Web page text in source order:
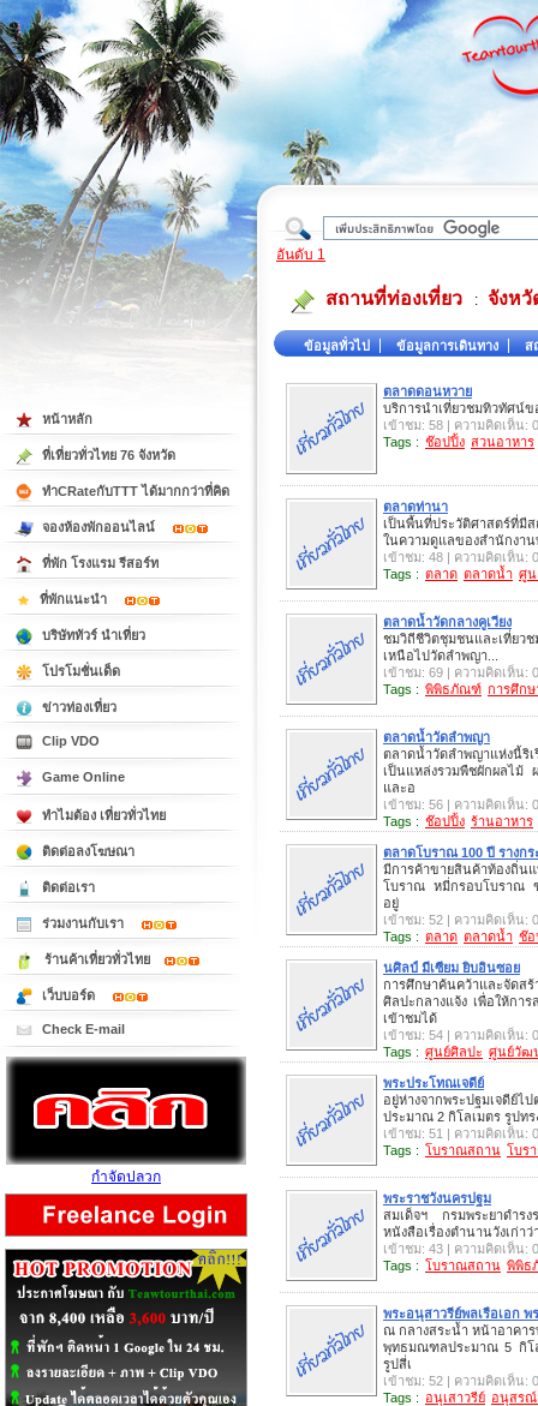
ต้
อันดับ 1
สถานที่ท่องเที่ยว : จังห
ข้อมูลทั่วไป ข้อมูลการเดินทาง ส
ตลาดดอนหวาย
บริการนำเที่ยวชมทิวทัศน์ข
เข้าชม: 58 | ความคิดเห็น: 0
Tags : ช๊อปปิ้ง สวนอาหาร
ตลาดท่านา
เป็นพื้นที่ประวัติศาสตร์ที่มี
ในความดูแลของสำนักงา
เข้าชม: 48 | ความคิดเห็น: 0
Tags : ตลาด ตลาดน้ำ ศูน
ตลาดน้ำวัดกลางคูเวียง
ชมวิถีชีวิตชุมชนและเที่ยว
เหนือไปวัดลำพญา...
เข้าชม: 69 | ความคิดเห็น: 0
Tags : พิพิธภัณฑ์ การศึกษ
ตลาดน้ำวัดลำพญา
ตลาดน้ำวัดลำพญาแห่งนี้
เป็นแหล่งรวมพืชผักผลไม้
และอ
เข้าชม: 56 | ความคิดเห็น: 0
Tags : ช๊อปปิ้ง ร้านอาหาร
ตลาดโบราณ 100 ปี รางกร
มีการค้าขายสินค้าท้องถิ่น
โบราณ หมี่กรอบโบราณ
อยู่
เข้าชม: 52 | ความคิดเห็น: 0
Tags : ตลาด ตลาดน้ำ ช๊อ
นศิลป์ มีเซียม ยิบอินซอย
การศึกษาค้นคว้าและจัดส
ศิลปะกลางแจ้ง เพื่อให้กา
เข้าชมได้
เข้าชม: 54 | ความคิดเห็น: 0
Tags : ศูนย์ศิลปะ ศูนย์วัฒ
พระประโทณเจดีย์
อยู่ห่างจากพระปฐมเจดีย์ไ
ประมาณ 2 กิโลเมตร รูปท
เข้าชม: 51 | ความคิดเห็น: 0
Tags : โบราณสถาน โบร
พระราชวังนครปฐม
สมเด็จฯ กรมพระยาดำรง
หนังสือเรื่องตำนานวังเก่า
เข้าชม: 43 | ความคิดเห็น: 0
Tags : โบราณสถาน พิพิธ
พระอนุสาวรีย์พลเรือเอก พ
ณ กลางสระน้ำ หน้าอาคาร
พุทธมณฑลประมาณ 5 กิโล
รูปสี่เ
เข้าชม: 52 | ความคิดเห็น: 0
Tags : อนุเสาวรีย์ อนุสร
หน้าหลัก
ที่เที่ยวทั่วไทย 76 จังหวัด
ทำCRateกับTTT ได้มากกว่าที่คิด
จองห้องพักออนไลน์
ที่พัก โรงแรม รีสอร์ท
ที่พักแนะนำ
บริษัททัวร์ นำเที่ยว
โปรโมชั่นเด็ด
ข่าวท่องเที่ยว
Clip VDO
Game Online
ทำไมต้อง เที่ยวทั่วไทย
ติดต่อลงโฆษณา
ติดต่อเรา
ร่วมงานกับเรา
ร้านค้าเที่ยวทั่วไทย
เว็บบอร์ด
Check E-mail
กำจัดปลวก